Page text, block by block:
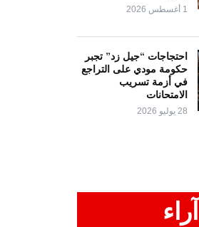
1 أغسطس 2026
احتجاجات “جيل زد” تجبر
حكومة مودي على التراجع
في أزمة تسريب
الامتحانات
28 يوليو 2026
آراء